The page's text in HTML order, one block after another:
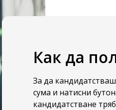
Как да
За да
сума и натисни
кандидатстване